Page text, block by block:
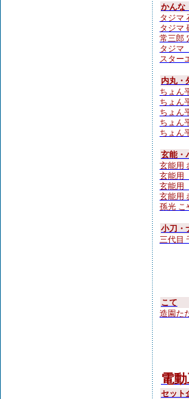
かんな
タジマ
タジマ
常三郎
タジマ
スター
内丸・
ちょん
ちょん
ちょん
ちょん
ちょん
玄能・
玄能用
玄能用
玄能用
玄能用
孫光 こ
小刀・
三代目
こて
造園た
電
セット